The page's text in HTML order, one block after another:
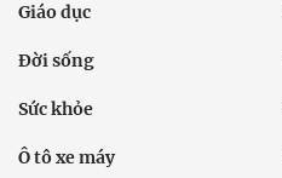
Giáo dục
Đời sống
Sức khỏe
Ô tô xe máy